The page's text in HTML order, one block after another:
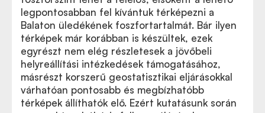
legpontosabban fel kívántuk térképezni a
Balaton üledékének foszfortartalmát. Bár ilyen
térképek már korábban is készültek, ezek
egyrészt nem elég részletesek a jövőbeli
helyreállítási intézkedések támogatásához,
másrészt korszerű geostatisztikai eljárásokkal
várhatóan pontosabb és megbízhatóbb
térképek állíthatók elő. Ezért kutatásunk során